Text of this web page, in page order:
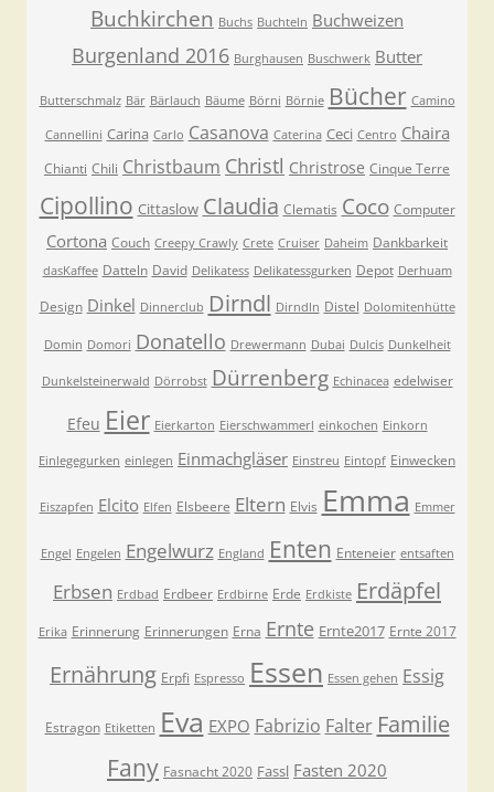
Buchkirchen Buchs Buchteln Buchweizen
Burgenland 2016 Burghausen Buschwerk Butter
Butterschmalz Bär Bärlauch Bäume Börni Börnie Bücher Camino
Cannellini Carina Carlo Casanova Caterina Ceci Centro Chaira
Chianti Chili Christbaum Christl Christrose Cinque Terre
Cipollino Cittaslow Claudia Clematis Coco Computer
Cortona Couch Creepy Crawly Crete Cruiser Daheim Dankbarkeit
dasKaffee Datteln David Delikatess Delikatessgurken Depot Derhuam
Design Dinkel Dinnerclub Dirndl Dirndln Distel Dolomitenhütte
Domin Domori Donatello Drewermann Dubai Dulcis Dunkelheit
Dunkelsteinerwald Dörrobst Dürrenberg Echinacea edelwiser
Efeu Eier Eierkarton Eierschwammerl einkochen Einkorn
Einlegegurken einlegen Einmachgläser Einstreu Eintopf Einwecken
Eiszapfen Elcito Elfen Elsbeere Eltern Elvis Emma Emmer
Engel Engelen Engelwurz England Enten Enteneier entsaften
Erbsen Erdbad Erdbeer Erdbirne Erde Erdkiste Erdäpfel
Erika Erinnerung Erinnerungen Erna Ernte Ernte2017 Ernte 2017
Ernährung Erpfi Espresso Essen Essen gehen Essig
Estragon Etiketten Eva EXPO Fabrizio Falter Familie
Fany Fasnacht 2020 Fassl Fasten 2020